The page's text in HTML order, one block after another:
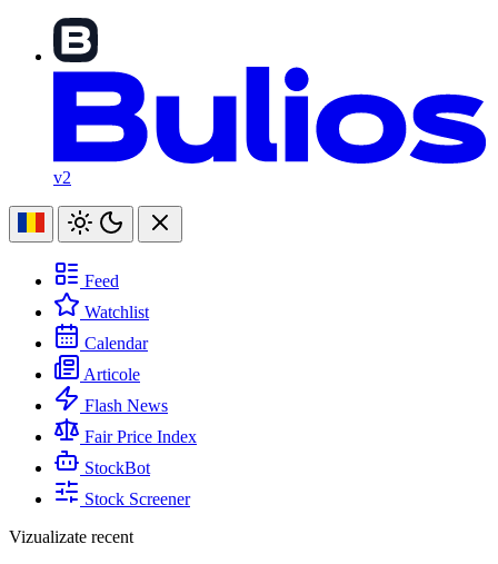
v2
Feed
Watchlist
Calendar
Articole
Flash News
Fair Price Index
StockBot
Stock Screener
Vizualizate recent